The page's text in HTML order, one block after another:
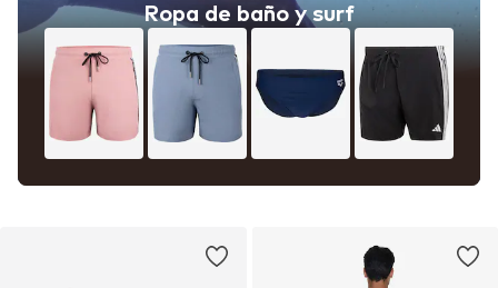
Ropa de baño y surf